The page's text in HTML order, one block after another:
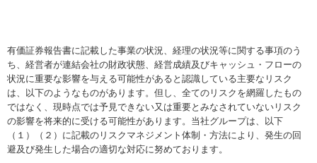
有価証券報告書に記載した事業の状況、経理の状況等に関する事項のう
ち、経営者が連結会社の財政状態、経営成績及びキャッシュ・フローの
状況に重要な影響を与える可能性があると認識している主要なリスク
は、以下のようなものがあります。但し、全てのリスクを網羅したもの
ではなく、現時点では予見できない又は重要とみなされていないリスク
の影響を将来的に受ける可能性があります。当社グループは、以下
（１）（２）に記載のリスクマネジメント体制・方法により、発生の回
避及び発生した場合の適切な対応に努めております。